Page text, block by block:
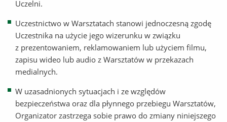
Uczelni.
Uczestnictwo w Warsztatach stanowi jednoczesną zgodę
Uczestnika na użycie jego wizerunku w związku
z prezentowaniem, reklamowaniem lub użyciem filmu,
zapisu wideo lub audio z Warsztatów w przekazach
medialnych.
W uzasadnionych sytuacjach i ze względów
bezpieczeństwa oraz dla płynnego przebiegu Warsztatów,
Organizator zastrzega sobie prawo do zmiany niniejszego